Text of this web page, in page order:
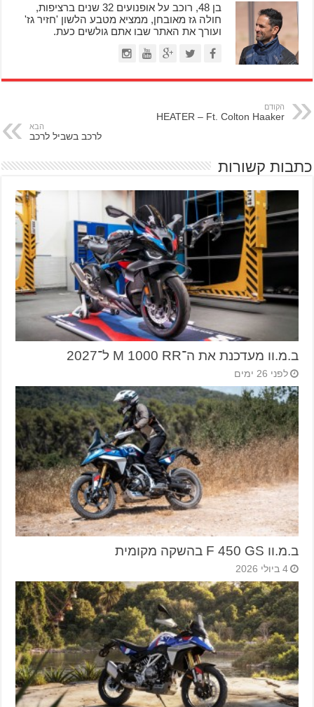
בן 48, רוכב על אופנועים 32 שנים ברציפות,
חולה גז מאובחן, ממציא מטבע הלשון 'חזיר גז'
ועורך את האתר שבו אתם גולשים כעת.
הקודם
HEATER – Ft. Colton Haaker
הבא
לרכב בשביל לרכב
כתבות קשורות
ב.מ.וו מעדכנת את ה־M 1000 RR ל־2027
לפני 26 ימים
ב.מ.וו F 450 GS בהשקה מקומית
4 ביולי 2026